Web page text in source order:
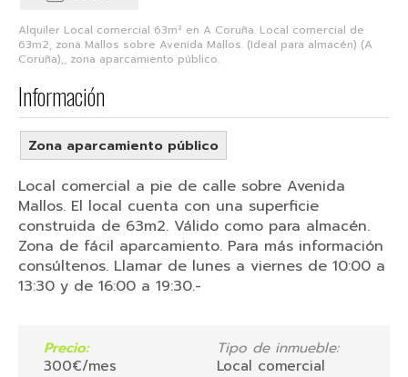
Alquiler Local comercial 63m² en A Coruña. Local comercial de
63m2, zona Mallos sobre Avenida Mallos. (Ideal para almacén) (A
Coruña),, zona aparcamiento público.
Información
Zona aparcamiento público
Local comercial a pie de calle sobre Avenida
Mallos. El local cuenta con una superficie
construida de 63m2. Válido como para almacén.
Zona de fácil aparcamiento. Para más información
consúltenos. Llamar de lunes a viernes de 10:00 a
13:30 y de 16:00 a 19:30.-
Precio:
300€/mes
Tipo de inmueble:
Local comercial